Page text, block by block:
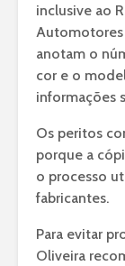
inclusive ao
Automotores
anotam o
cor e o
informações
Os peritos
porque a
o processo
fabricantes.
Para evitar
Oliveira